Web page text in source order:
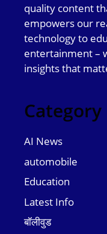
quality content
empowers our
technology to
entertainment –
insights that
Category
AI News
automobile
Education
Latest Info
बॉलीवुड